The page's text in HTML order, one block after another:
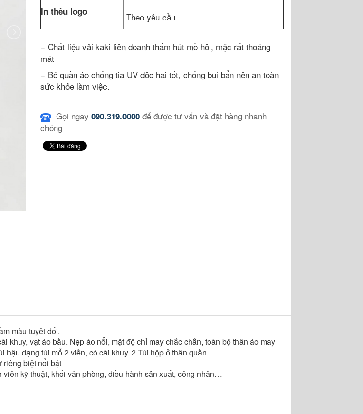
In thêu logo Theo yêu cầu
− Chất liệu vải kaki liên doanh thấm hút mồ hôi, mặc rất thoáng
mát
− Bộ quần áo chống tia UV độc hại tốt, chống bụi bẩn nên an toàn
sức khỏe làm việc.
Gọi ngay 090.319.0000 để được tư vấn và đặt hàng nhanh
chóng
màu tuyệt đối.
khuy, vạt áo bầu. Nẹp áo nổi, mật độ chỉ may chắc chắn, toàn bộ thân áo may
dạng túi mổ 2 viền, có cài khuy. 2 Túi hộp ở thân quần
riêng biệt nổi bật
kỹ thuật, khối văn phòng, điều hành sản xuất, công nhân…